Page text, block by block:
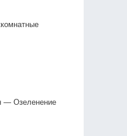
— Озеленение‎